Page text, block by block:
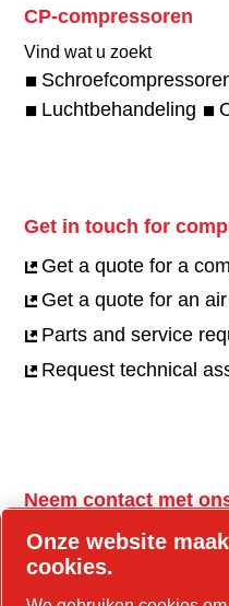
CP-compressoren
Vind wat u zoekt
Luchtbehandeling
Get in touch for
Get a quote for a
Get a quote for an
Parts and service
Request technical
Neem contact met
tools.cp.com
Onze website
cookies.